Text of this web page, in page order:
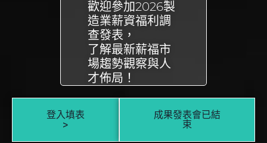
歡迎參加2026製
造業薪資福利調
查發表，
了解最新薪福市
場趨勢觀察與人
才佈局！
登入填表
>
成果發表會已結
束